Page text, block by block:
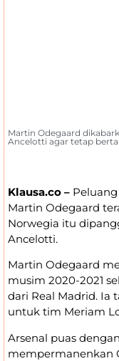
Martin Odegaard
Ancelotti agar tetap
Klausa.co –
Martin Odegaard
Norwegia itu
Ancelotti.
Martin Odegaard
musim 2020-2021
dari Real Madrid. Ia
untuk tim Meriam
Arsenal puas
mempermanenkan